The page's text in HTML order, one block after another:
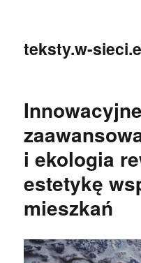
teksty.w-
i ekologia
estetykę
mieszkań